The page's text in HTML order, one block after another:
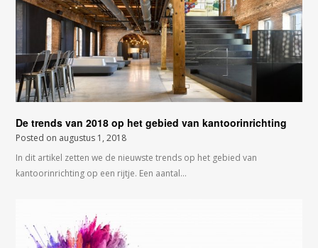
De trends van 2018 op het gebied van kantoorinrichting
Posted on augustus 1, 2018
In dit artikel zetten we de nieuwste trends op het gebied van
kantoorinrichting op een rijtje. Een aantal…